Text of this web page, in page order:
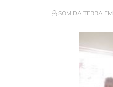
SOM DA TERRA FM